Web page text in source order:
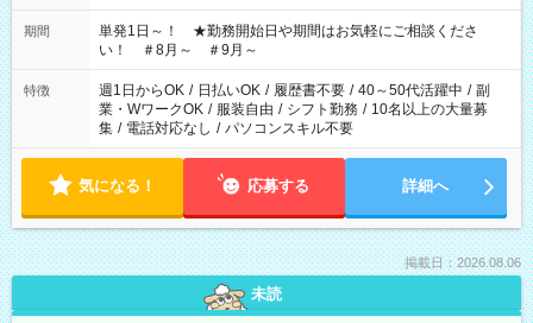
ださい！
期間
単発1日～！ ★勤務開始日や期間はお気軽にご相談くださ
い！ ＃8月～ ＃9月～
特徴 週1日からOK / 日払いOK / 履歴書不要 / 40～50代活躍中 / 副
業・WワークOK / 服装自由 / シフト勤務 / 10名以上の大量募
集 / 電話対応なし / パソコンスキル不要
気になる！ 応募する 詳細へ
掲載日：2026.08.06
未読